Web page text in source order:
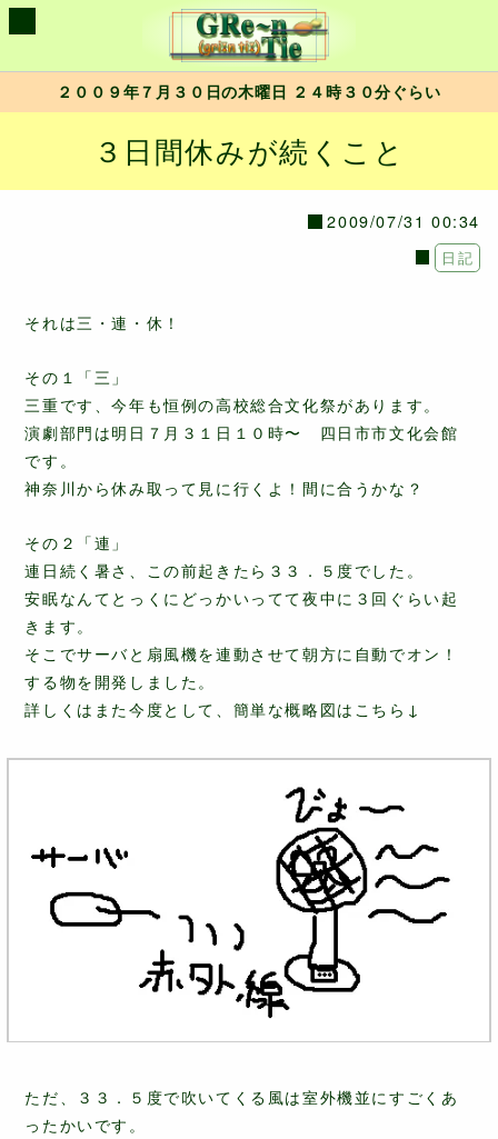
２００９年７月３０日の木曜日 ２４時３０分ぐらい
３日間休みが続くこと
2009/07/31 00:34
日記
それは三・連・休！
その１「三」
三重です、今年も恒例の高校総合文化祭があります。
演劇部門は明日７月３１日１０時〜 四日市市文化会館
です。
神奈川から休み取って見に行くよ！間に合うかな？
その２「連」
連日続く暑さ、この前起きたら３３．５度でした。
安眠なんてとっくにどっかいってて夜中に３回ぐらい起
きます。
そこでサーバと扇風機を連動させて朝方に自動でオン！
する物を開発しました。
詳しくはまた今度として、簡単な概略図はこちら↓
ただ、３３．５度で吹いてくる風は室外機並にすごくあ
ったかいです。